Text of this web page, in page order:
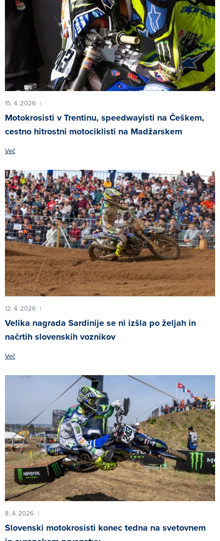
15. 4. 2026 |
Motokrosisti v Trentinu, speedwayisti na Češkem,
cestno hitrostni motociklisti na Madžarskem
Več
12. 4. 2026 |
Velika nagrada Sardinije se ni izšla po željah in
načrtih slovenskih voznikov
Več
8. 4. 2026 |
Slovenski motokrosisti konec tedna na svetovnem